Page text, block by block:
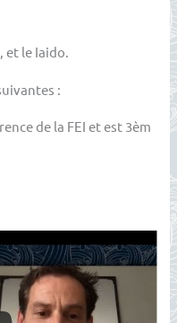
et le Iaido.
:
de la FEI et est 3èm